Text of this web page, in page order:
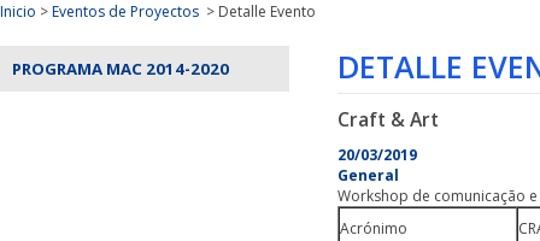
Inicio >Eventos de Proyectos > Detalle Evento
PROGRAMA MAC 2014-2020 DETALLE
Craft & Art
20/03/2019
General
Workshop de comunicação
Acrónimo